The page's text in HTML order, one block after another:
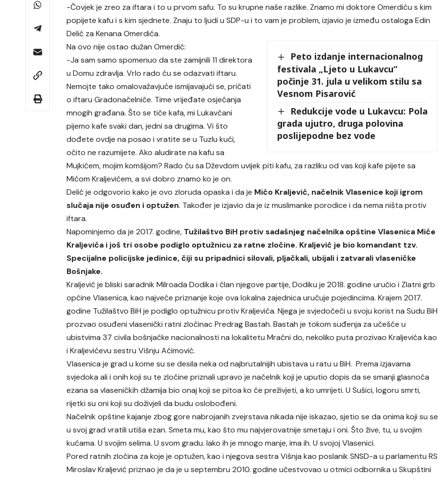
-Čovjek je zreo za iftara i to u prvom safu. To su krupne naše razlike. Znamo mi doktore Omerdiću s kim
popijete kafu i s kim sjednete. Znaju to ljudi u SDP-u i to vam je problem, izjavio je između ostaloga Edin
Delić za Kenana Omerdića.
Peto izdanje internacionalnog
festivala „Ljeto u Lukavcu“
počinje 31. jula u velikom stilu sa
Vesnom Pisarović
Redukcije vode u Lukavcu: Pola
grada ujutro, druga polovina
poslijepodne bez vode
Na ovo nije ostao dužan Omerdić:
-Ja sam samo spomenuo da ste zamijnili 11 direktora
u Domu zdravlja. Vrlo rado ću se odazvati iftaru.
Nemojte tako omalovažavjuće ismijavajući se, pričati
o iftaru Gradonačelniče. Time vrijeđate osjećanja
mnogih građana. Što se tiče kafa, mi Lukavčani
pijemo kafe svaki dan, jedni sa drugima. Vi što
dođete ovdje na posao i vratite se u Tuzlu kući,
očito ne razumijete. Ako aludirate na kafu sa
Mujkićem, mojim komšijom? Rado ću sa Dževdom uvijek piti kafu, za razliku od vas koji kafe pijete sa
Mićom Kraljevićem, a svi dobro znamo ko je on.
Delić je odgovorio kako je ovo zloruda opaska i da je Mićo Kraljević, načelnik Vlasenice koji igrom
slučaja nije osuđen i optužen. Također je izjavio da je iz muslimanke porodice i da nema ništa protiv
iftara.
Napominjemo da je 2017. godine, Tužilaštvo BiH protiv sadašnjeg načelnika opštine Vlasenica Miće
Kraljevića i još tri osobe podiglo optužnicu za ratne zločine. Kraljević je bio komandant tzv.
Specijalne policijske jedinice, čiji su pripadnici silovali, pljačkali, ubijali i zatvarali vlaseničke
Bošnjake.
Kraljević je bliski saradnik Milroada Dodika i član njegove partije, Dodiku je 2018. godine uručio i Zlatni grb
općine Vlasenica, kao najveće priznanje koje ova lokalna zajednica uručuje pojedincima. Krajem 2017.
godine Tužilaštvo BiH je podiglo optužnicu protiv Kraljevića. Njega je svjedočeći u svoju korist na Sudu BiH
prozvao osuđeni vlasenički ratni zločinac Predrag Bastah. Bastah je tokom suđenja za učešće u
ubistvima 37 civila bošnjačke nacionalnosti na lokalitetu Mračni do, nekoliko puta prozivao Kraljevića kao
i Kraljevićevu sestru Višnju Aćimović.
Vlasenica je grad u kome su se desila neka od najbrutalnijih ubistava u ratu u BiH. Prema izjavama
svjedoka ali i onih koji su te zločine priznali upravo je načelnik koji je uputio dopis da se smanji glasnoća
ezana sa vlaseničkih džamija bio onaj koji se pitoa ko će preživjeti, a ko umrijeti. U Sušici, logoru smrti,
rijetki su oni koji su doživjeli da budu oslobođeni.
Načelnik opštine kajanje zbog gore nabrojanih zvejrstava nikada nije iskazao, sjetio se da onima koji su se
u svoj grad vratili utiša ezan. Smeta mu, kao što mu najvjerovatnije smetaju i oni. Što žive, tu, u svojim
kućama. U svojim selima. U svom gradu. Iako ih je mnogo manje, ima ih. U svojoj Vlasenici.
Pored ratnih zločina za koje je optužen, kao i njegova sestra Višnja kao poslanik SNSD-a u parlamentu RS
Miroslav Kraljević priznao je da je u septembru 2010. godine učestvovao u otmici odbornika u Skupštini